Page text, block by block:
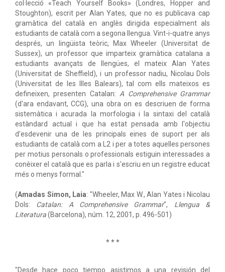
col·lecció «Teach Yourself Books» (Londres, Hopper and
Stoughton), escrit per Alan Yates, que no es publicava cap
gramàtica del català en anglès dirigida especialment als
estudiants de català com a segona llengua. Vint-i-quatre anys
després, un lingüista teòric, Max Wheeler (Universitat de
Sussex), un professor que imparteix gramàtica catalana a
estudiants avançats de llengües, el mateix Alan Yates
(Universitat de Sheffield), i un professor nadiu, Nicolau Dols
(Universitat de les Illes Balears), tal com ells mateixos es
defineixen, presenten Catalan: A Comprehensive Grammar
(d'ara endavant, CCG), una obra on es descriuen de forma
sistemàtica i acurada la morfologia i la sintaxi del català
estàndard actual i que ha estat pensada amb l'objectiu
d'esdevenir una de les principals eines de suport per als
estudiants de català com a L2 i per a totes aquelles persones
per motius personals o professionals estiguin interessades a
conèixer el català que es parla i s'escriu en un registre educat
més o menys formal."
(Amadas Simon, Laia: "Wheeler, Max W., Alan Yates i Nicolau
Dols: Catalan: A Comprehensive Grammar", Llengua &
Literatura(Barcelona), núm. 12, 2001, p. 496-501)
* * *
"Desde hace poco tiempo asistimos a una revisión del